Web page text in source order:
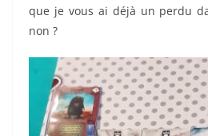
que je vous ai déjà un perdu
non ?